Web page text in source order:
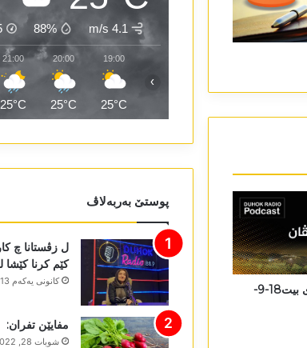
شەڤ و شڤان/ ڤەکری بيت18-9-
4.1 m/s
88%
19:00
25°C
20:00
25°C
21:00
25°C
›
پوستێ بەربەلاڤ
ل زڤستانا چ
کێم کرنا کێشا
كانونی یه‌كه‌م 13, 2022
مفایێن تفران:
شوبات 28, 2022